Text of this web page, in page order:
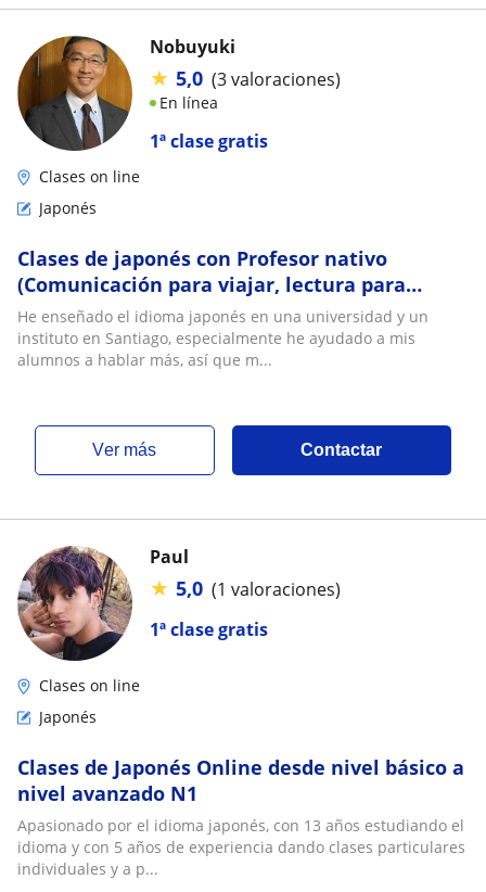
1ª clase gratis
Nobuyuki
★ 5,0 (3 valoraciones)
En línea
Clases on line
Japonés
Clases de japonés con Profesor nativo
(Comunicación para viajar, lectura para
pruebas etc.)
He enseñado el idioma japonés en una universidad y un
instituto en Santiago, especialmente he ayudado a mis
alumnos a hablar más, así que m...
ver más Contactar
1ª clase gratis
Paul
★ 5,0 (1 valoraciones)
Clases on line
Japonés
Clases de Japonés Online desde nivel básico a
nivel avanzado N1
Apasionado por el idioma japonés, con 13 años estudiando el
idioma y con 5 años de experiencia dando clases particulares
individuales y a p...